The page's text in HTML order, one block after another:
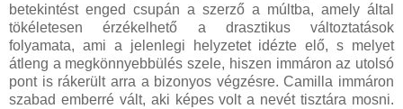
betekintést enged csupán a szerző a múltba, amely által
tökéletesen érzékelhető a drasztikus változtatások
folyamata, ami a jelenlegi helyzetet idézte elő, s melyet
átleng a megkönnyebbülés szele, hiszen immáron az utolsó
pont is rákerült arra a bizonyos végzésre. Camilla immáron
szabad emberré vált, aki képes volt a nevét tisztára mosni.